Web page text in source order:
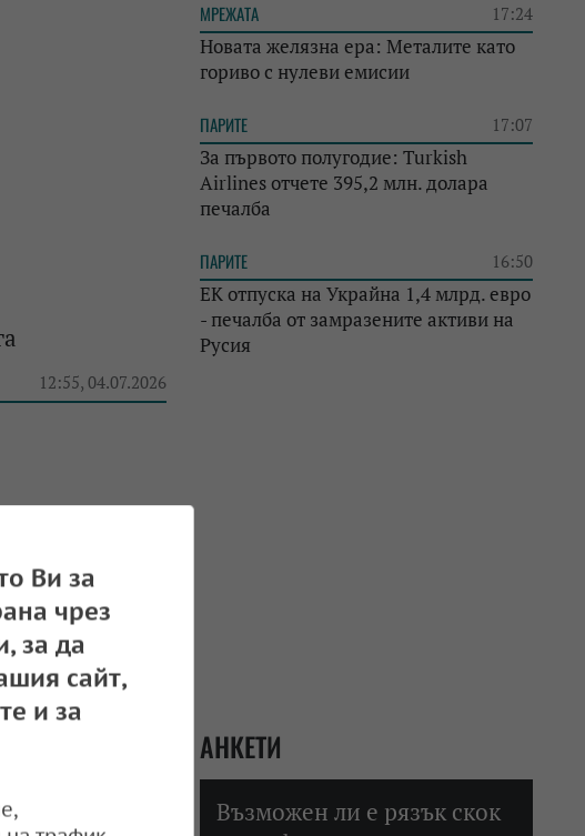
12:55, 04.07.2026
в ЕС
09:01, 03.07.2026
МРЕЖАТА 17:24
Новата желязна ера: Металите като
гориво с нулеви емисии
ПАРИТЕ 17:07
За първото полугодие: Turkish
Airlines отчете 395,2 млн. долара
печалба
ПАРИТЕ 16:50
ЕК отпуска на Украйна 1,4 млрд. евро
- печалба от замразените активи на
Русия
АНКЕТИ
Възможен ли е рязък скок
Ви за
чрез
за да
сайт,
и за